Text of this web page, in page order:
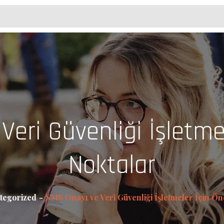
Güvenliği
Noktalar
SMS Onayı ve Veri Güvenliği İşletmeler İçin